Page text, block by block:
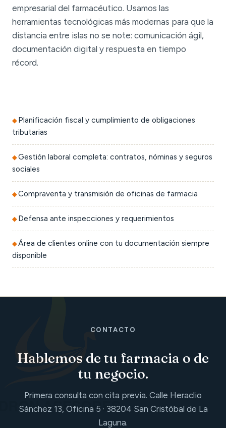
empresarial del farmacéutico. Usamos las
herramientas tecnológicas más modernas para que la
distancia entre islas no se note: comunicación ágil,
documentación digital y respuesta en tiempo
récord.
Planificación fiscal y cumplimiento de obligaciones
tributarias
Gestión laboral completa: contratos, nóminas y seguros
sociales
Compraventa y transmisión de oficinas de farmacia
Defensa ante inspecciones y requerimientos
Área de clientes online con tu documentación siempre
disponible
CONTACTO
Hablemos de tu farmacia o de
tu negocio.
Primera consulta con cita previa. Calle Heraclio
Sánchez 13, Oficina 5 · 38204 San Cristóbal de La
Laguna.